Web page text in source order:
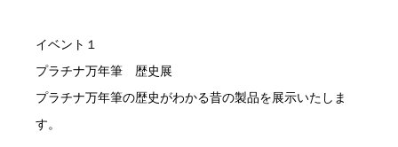
イベント１
プラチナ万年筆 歴史展
プラチナ万年筆の歴史がわかる昔の製品を展示いたしま
す。